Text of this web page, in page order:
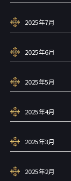
2025年7月
2025年6月
2025年5月
2025年4月
2025年3月
2025年2月